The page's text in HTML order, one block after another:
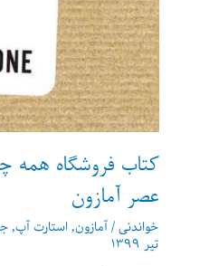
کتاب فروشگاه همه
عصر آمازون
خواندنی/آمازون,استارت آپ,
تیر ۱۳۹۹